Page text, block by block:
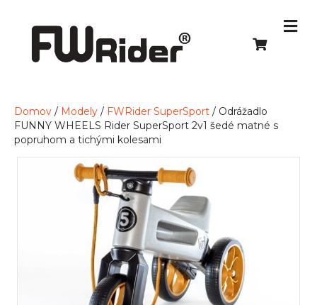
Domov / Modely / FWRider SuperSport / Odrážadlo
FUNNY WHEELS Rider SuperSport 2v1 šedé matné s
popruhom a tichými kolesami